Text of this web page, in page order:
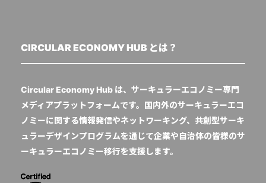
CIRCULAR ECONOMY HUB とは？
Circular Economy Hub は、サーキュラーエコノミー専門
メディアプラットフォームです。国内外のサーキュラーエコ
ノミーに関する情報発信やネットワーキング、共創型サーキ
ュラーデザインプログラムを通じて企業や自治体の皆様のサ
ーキュラーエコノミー移行を支援します。